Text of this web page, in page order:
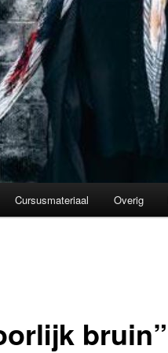
Cursusmateriaal Overig
bruin”